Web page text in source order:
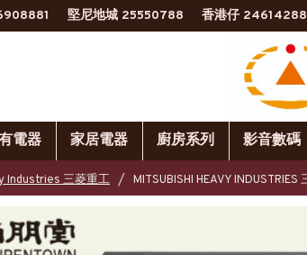
堅尼地城 25550788 香港仔 24614288
電器 家居電器 廚房系列 影音數碼
Industries 三菱重工 MITSUBISHI HEAVY